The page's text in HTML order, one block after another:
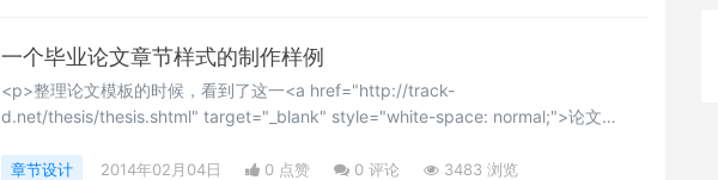
一个毕业论文章节样式的制作样例
<p>整理论文模板的时候，看到了这一<a href="http://track-
d.net/thesis/thesis.shtml" target="_blank" style="white-space: normal;">论文
文参考其样式制作了其样式，希望对您有所帮助。 样式效果图:</p>
章节设计 2014年02月04日 0 点赞 0 评论 3483 浏览